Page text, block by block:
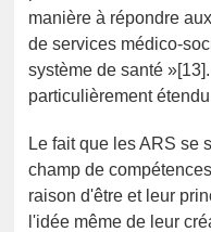
manière à répondre
de services médico-
système de santé
particulièrement
Le fait que les ARS se
champ de
raison d'être et leur
l'idée même de leur